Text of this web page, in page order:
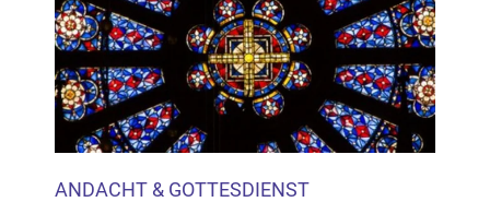
ANDACHT & GOTTESDIENST